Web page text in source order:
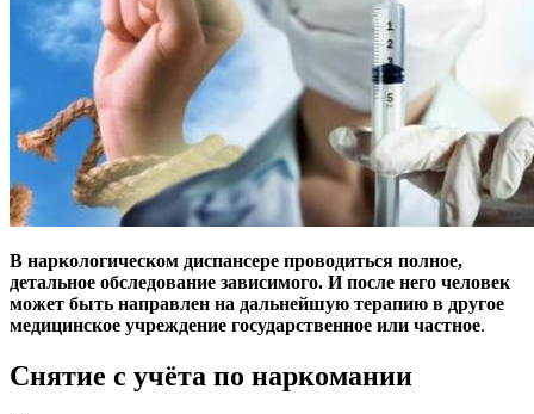
В наркологическом диспансере проводиться полное,
детальное обследование зависимого. И после него человек
может быть направлен на дальнейшую терапию в другое
медицинское учреждение государственное или частное.
Снятие с учёта по наркомании